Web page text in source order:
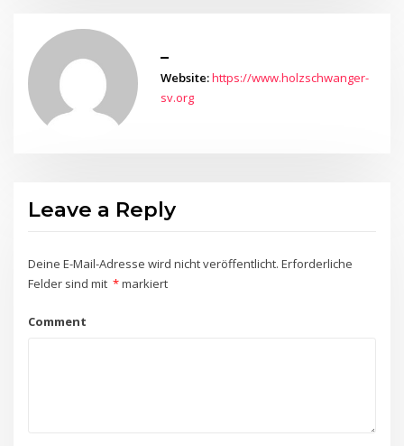
_
Website:https://www.holzschwanger-
sv.org
Leave a Reply
Deine E-Mail-Adresse wird nicht veröffentlicht. Erforderliche
Felder sind mit *markiert
Comment